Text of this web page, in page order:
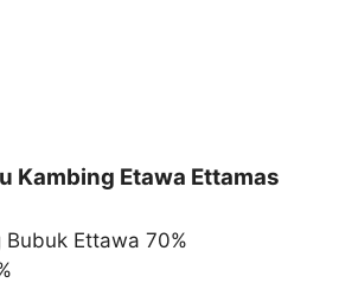
Kambing Etawa Ettamas
Bubuk Ettawa 70%